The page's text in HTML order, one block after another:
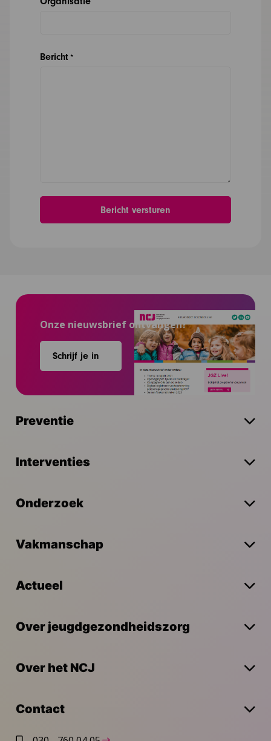
Bericht *
Onze nieuwsbrief ontvangen?
Schrijf je in
Preventie
Interventies
Onderzoek
Vakmanschap
Actueel
Over jeugdgezondheidszorg
Over het NCJ
Contact